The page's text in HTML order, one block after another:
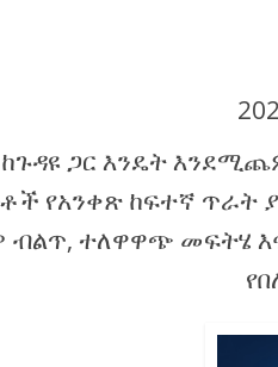
ጋር እንዴት
የአንቀጽ ከፍተኛ ጥራት
ብልጥ, ተለዋዋጭ መፍትሄ